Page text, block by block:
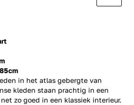
in het atlas gebergte van
kleden staan prachtig in een
zo goed in een klassiek interieur.